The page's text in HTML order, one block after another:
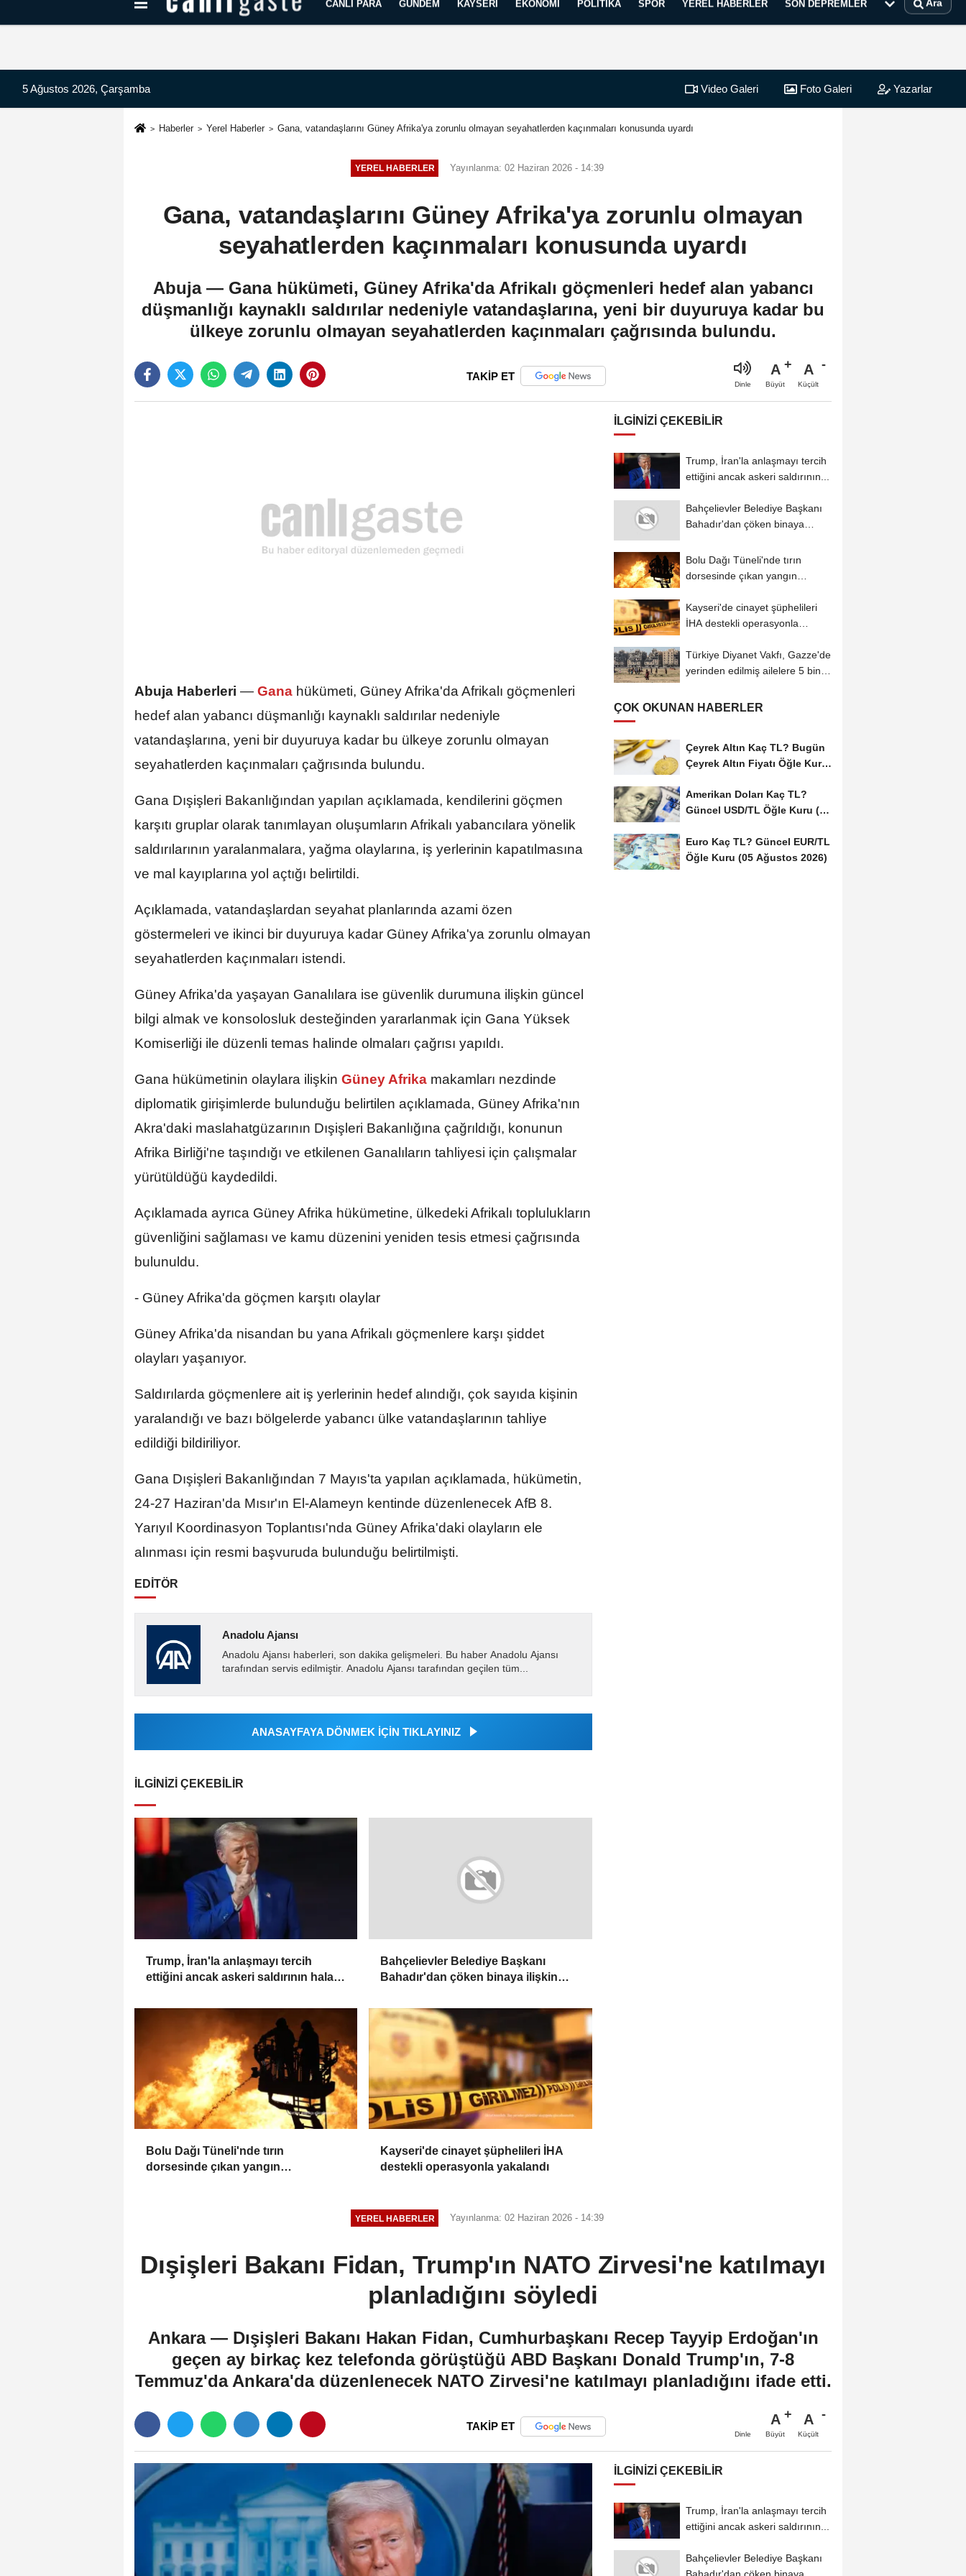
Kayseri Haberleri Can Radyo Dinle
CANLI PARA GÜNDEM KAYSERI EKONOMI POLITIKA SPOR YEREL HABERLER SON DEPREMLER Ara
5 Ağustos 2026, Çarşamba Video Galeri Foto Galeri Yazarlar
Haberler Yerel Haberler Gana, vatandaşlarını Güney Afrika'ya zorunlu olmayan seyahatlerden kaçınmaları konusunda uyardı
YEREL HABERLER Yayınlanma: 02 Haziran 2026 - 14:39
Gana, vatandaşlarını Güney Afrika'ya zorunlu olmayan
seyahatlerden kaçınmaları konusunda uyardı
Abuja — Gana hükümeti, Güney Afrika'da Afrikalı göçmenleri hedef alan yabancı
düşmanlığı kaynaklı saldırılar nedeniyle vatandaşlarına, yeni bir duyuruya kadar bu
ülkeye zorunlu olmayan seyahatlerden kaçınmaları çağrısında bulundu.
TAKİP ET
Dinle
A
Büyüt
A
Küçült
Abuja Haberleri — Gana hükümeti, Güney Afrika'da Afrikalı göçmenleri
hedef alan yabancı düşmanlığı kaynaklı saldırılar nedeniyle
vatandaşlarına, yeni bir duyuruya kadar bu ülkeye zorunlu olmayan
seyahatlerden kaçınmaları çağrısında bulundu.
Gana Dışişleri Bakanlığından yapılan açıklamada, kendilerini göçmen
karşıtı gruplar olarak tanımlayan oluşumların Afrikalı yabancılara yönelik
saldırılarının yaralanmalara, yağma olaylarına, iş yerlerinin kapatılmasına
ve mal kayıplarına yol açtığı belirtildi.
Açıklamada, vatandaşlardan seyahat planlarında azami özen
göstermeleri ve ikinci bir duyuruya kadar Güney Afrika'ya zorunlu olmayan
seyahatlerden kaçınmaları istendi.
Güney Afrika'da yaşayan Ganalılara ise güvenlik durumuna ilişkin güncel
bilgi almak ve konsolosluk desteğinden yararlanmak için Gana Yüksek
Komiserliği ile düzenli temas halinde olmaları çağrısı yapıldı.
Gana hükümetinin olaylara ilişkin Güney Afrika makamları nezdinde
diplomatik girişimlerde bulunduğu belirtilen açıklamada, Güney Afrika'nın
Akra'daki maslahatgüzarının Dışişleri Bakanlığına çağrıldığı, konunun
Afrika Birliği'ne taşındığı ve etkilenen Ganalıların tahliyesi için çalışmalar
yürütüldüğü kaydedildi.
Açıklamada ayrıca Güney Afrika hükümetine, ülkedeki Afrikalı toplulukların
güvenliğini sağlaması ve kamu düzenini yeniden tesis etmesi çağrısında
bulunuldu.
- Güney Afrika'da göçmen karşıtı olaylar
Güney Afrika'da nisandan bu yana Afrikalı göçmenlere karşı şiddet
olayları yaşanıyor.
Saldırılarda göçmenlere ait iş yerlerinin hedef alındığı, çok sayıda kişinin
yaralandığı ve bazı bölgelerde yabancı ülke vatandaşlarının tahliye
edildiği bildiriliyor.
Gana Dışişleri Bakanlığından 7 Mayıs'ta yapılan açıklamada, hükümetin,
24-27 Haziran'da Mısır'ın El-Alameyn kentinde düzenlenecek AfB 8.
Yarıyıl Koordinasyon Toplantısı'nda Güney Afrika'daki olayların ele
alınması için resmi başvuruda bulunduğu belirtilmişti.
EDİTÖR
Anadolu Ajansı
Anadolu Ajansı haberleri, son dakika gelişmeleri. Bu haber Anadolu Ajansı
tarafından servis edilmiştir. Anadolu Ajansı tarafından geçilen tüm...
ANASAYFAYA DÖNMEK İÇİN TIKLAYINIZ
İLGINIZI ÇEKEBILIR
Trump, İran'la anlaşmayı tercih
ettiğini ancak askeri saldırının hala
Bahçelievler Belediye Başkanı
Bahadır'dan çöken binaya ilişkin
Bolu Dağı Tüneli'nde tırın
dorsesinde çıkan yangın
Kayseri'de cinayet şüphelileri İHA
destekli operasyonla yakalandı
İLGINIZI ÇEKEBILIR
Trump, İran'la anlaşmayı tercih
ettiğini ancak askeri saldırının...
Bahçelievler Belediye Başkanı
Bahadır'dan çöken binaya
Bolu Dağı Tüneli'nde tırın
dorsesinde çıkan yangın
Kayseri'de cinayet şüphelileri
İHA destekli operasyonla
Türkiye Diyanet Vakfı, Gazze'de
yerinden edilmiş ailelere 5 bin
ÇOK OKUNAN HABERLER
Çeyrek Altın Kaç TL? Bugün
Çeyrek Altın Fiyatı Öğle Kuru
Amerikan Doları Kaç TL?
Güncel USD/TL Öğle Kuru (05
Euro Kaç TL? Güncel EUR/TL
Öğle Kuru (05 Ağustos 2026)
YEREL HABERLER Yayınlanma: 02 Haziran 2026 - 14:39
Dışişleri Bakanı Fidan, Trump'ın NATO Zirvesi'ne katılmayı
planladığını söyledi
Ankara — Dışişleri Bakanı Hakan Fidan, Cumhurbaşkanı Recep Tayyip Erdoğan'ın
geçen ay birkaç kez telefonda görüştüğü ABD Başkanı Donald Trump'ın, 7-8
Temmuz'da Ankara'da düzenlenecek NATO Zirvesi'ne katılmayı planladığını ifade etti.
TAKİP ET
Dinle
A
Büyüt
A
Küçült
İLGINIZI ÇEKEBILIR
Trump, İran'la anlaşmayı tercih
ettiğini ancak askeri saldırının...
Bahçelievler Belediye Başkanı